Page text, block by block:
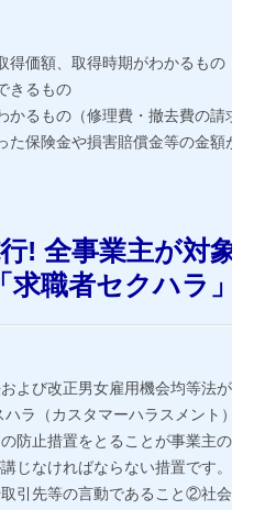
得価額、取得時期がわかるもの
きるもの
かるもの（修理費・撤去費の請求
た保険金や損害賠償金等の金額が
! 全事業主が対象
求職者セクハラ」
よび改正男女雇用機会均等法が
ラ（カスタマーハラスメント）
防止措置をとることが事業主の
じなければならない措置です。
引先等の言動であること②社会通